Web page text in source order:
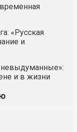
«Русская
и
невыдуманные»:
и в жизни